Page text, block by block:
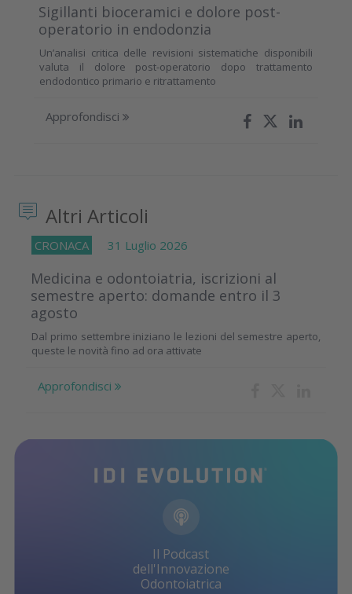
Sigillanti bioceramici e dolore post-
operatorio in endodonzia
Un’analisi critica delle revisioni sistematiche disponibili
valuta il dolore post-operatorio dopo trattamento
endodontico primario e ritrattamento
Approfondisci
Altri Articoli
CRONACA 31 Luglio 2026
Medicina e odontoiatria, iscrizioni al
semestre aperto: domande entro il 3
agosto
Dal primo settembre iniziano le lezioni del semestre aperto,
queste le novità fino ad ora attivate
Approfondisci
Il Podcast
dell'Innovazione
Odontoiatrica